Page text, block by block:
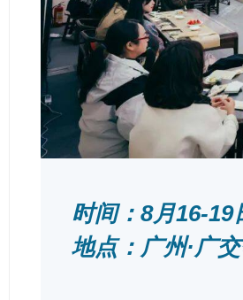
时间：8月16-19
地点：广州·广